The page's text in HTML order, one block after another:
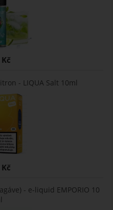
- LIQUA Salt 10ml
- e-liquid EMPORIO 10